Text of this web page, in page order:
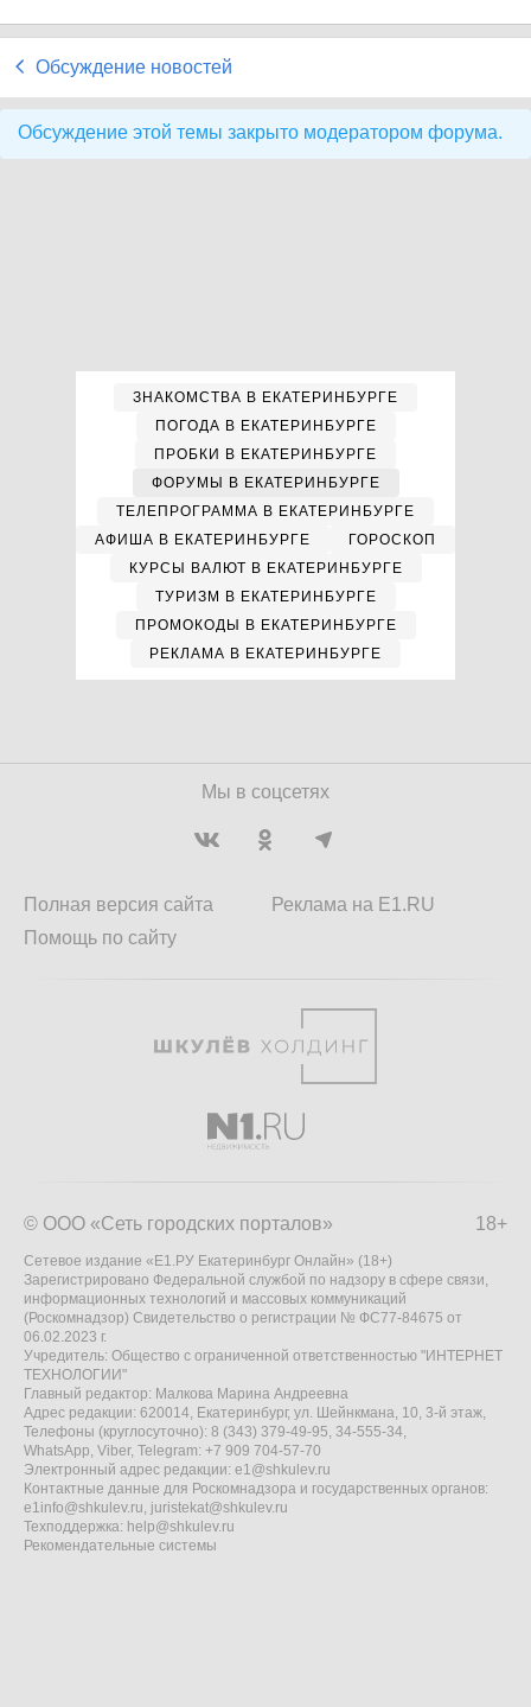
Обсуждение новостей
Обсуждение этой темы закрыто модератором форума.
ЗНАКОМСТВА В ЕКАТЕРИНБУРГЕ
ПОГОДА В ЕКАТЕРИНБУРГЕ
ПРОБКИ В ЕКАТЕРИНБУРГЕ
ФОРУМЫ В ЕКАТЕРИНБУРГЕ
ТЕЛЕПРОГРАММА В ЕКАТЕРИНБУРГЕ
АФИША В ЕКАТЕРИНБУРГЕ
ГОРОСКОП
КУРСЫ ВАЛЮТ В ЕКАТЕРИНБУРГЕ
ТУРИЗМ В ЕКАТЕРИНБУРГЕ
ПРОМОКОДЫ В ЕКАТЕРИНБУРГЕ
РЕКЛАМА В ЕКАТЕРИНБУРГЕ
Мы в соцсетях
Полная версия сайта
Помощь по сайту
Реклама на E1.RU
18+
© ООО «Сеть городских порталов»
Сетевое издание «Е1.РУ Екатеринбург Онлайн» (18+)
Зарегистрировано Федеральной службой по надзору в сфере связи,
информационных технологий и массовых коммуникаций
(Роскомнадзор) Свидетельство о регистрации № ФС77-84675 от
06.02.2023 г.
Учредитель: Общество с ограниченной ответственностью "ИНТЕРНЕТ
ТЕХНОЛОГИИ"
Главный редактор: Малкова Марина Андреевна
Адрес редакции: 620014, Екатеринбург, ул. Шейнкмана, 10, 3-й этаж,
Телефоны (круглосуточно): 8 (343) 379-49-95, 34-555-34,
WhatsApp, Viber, Telegram: +7 909 704-57-70
Электронный адрес редакции: e1@shkulev.ru
Контактные данные для Роскомнадзора и государственных органов:
e1info@shkulev.ru, juristekat@shkulev.ru
Техподдержка: help@shkulev.ru
Рекомендательные системы